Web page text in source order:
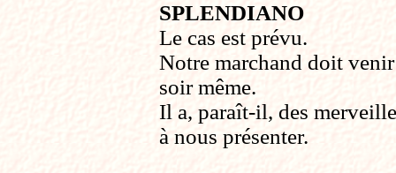
SPLENDIANO
Le cas est prévu.
Notre marchand doit
soir même.
Il a, paraît-il, des
à nous présenter.